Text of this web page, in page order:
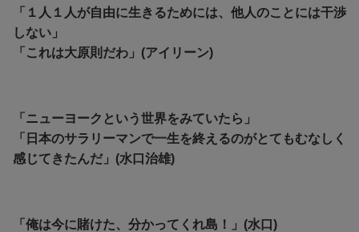
「１人１人が自由に生きるためには、他人のことには干渉
しない」
「これは大原則だわ」(アイリーン)
「ニューヨークという世界をみていたら」
「日本のサラリーマンで一生を終えるのがとてもむなしく
感じてきたんだ」(水口治雄)
「俺は今に賭けた、分かってくれ島！」(水口)